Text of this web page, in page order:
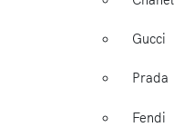
Gucci
Prada
Fendi